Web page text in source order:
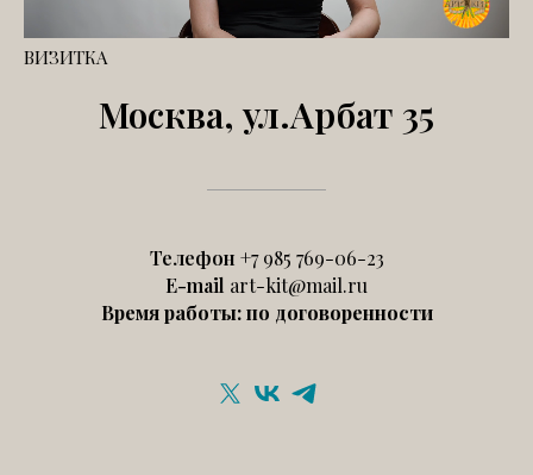
ВИЗИТКА
Москва, ул.Арбат 35
Телефон +7 985 769-06-23
E-mail art-kit@mail.ru
Время работы: по договоренности